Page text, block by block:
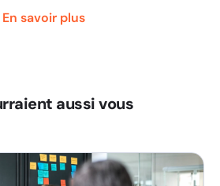
En savoir plus
aussi vous